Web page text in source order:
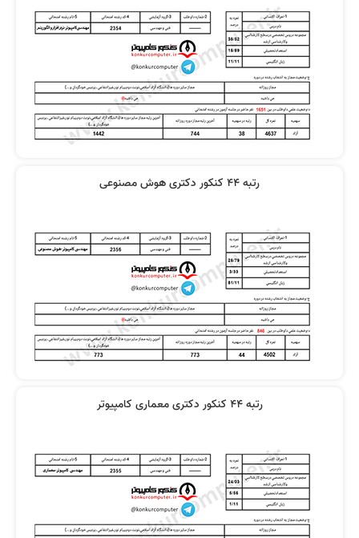
رتبه 44 کنکور دکتری هوش مصنوعی
رتبه 44 کنکور دکتری معماری کامپیوتر